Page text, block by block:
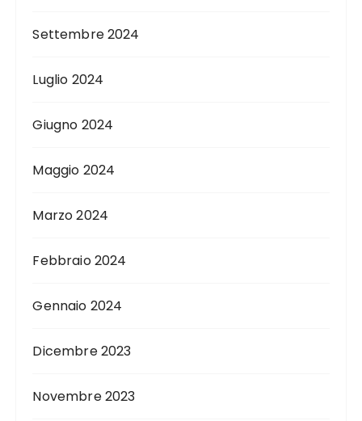
Settembre 2024
Luglio 2024
Giugno 2024
Maggio 2024
Marzo 2024
Febbraio 2024
Gennaio 2024
Dicembre 2023
Novembre 2023